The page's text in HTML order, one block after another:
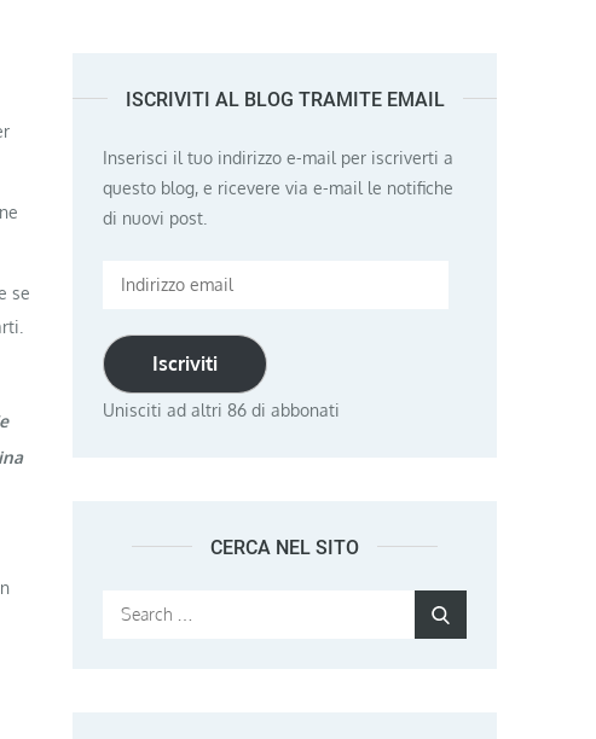
se
ISCRIVITI AL BLOG TRAMITE EMAIL
Inserisci il tuo indirizzo e-mail per iscriverti a
questo blog, e ricevere via e-mail le notifiche
di nuovi post.
Indirizzo
Iscriviti
Unisciti ad altri 86 di abbonati
CERCA NEL SITO
Search